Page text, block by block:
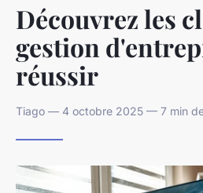
Découvrez les
gestion
réussir
Tiago — 4 octobre 2025 — 7 min